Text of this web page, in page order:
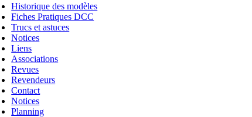
Historique des modèles
Fiches Pratiques DCC
Trucs et astuces
Notices
Liens
Associations
Revues
Revendeurs
Contact
Notices
Planning